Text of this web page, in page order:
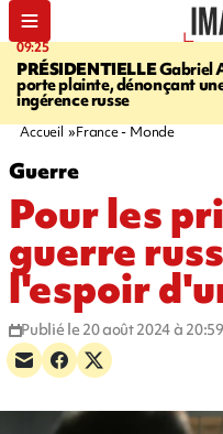
09:25
PRÉSIDENTIELLEGabriel
porte plainte, dénonçant
ingérence russe
Accueil France - Monde
Guerre
Pour les
guerre
l'espoir
Publié le 20 août 2024 à 20:59